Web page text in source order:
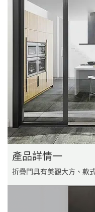
產品詳情一
折疊門具有美觀大方、款